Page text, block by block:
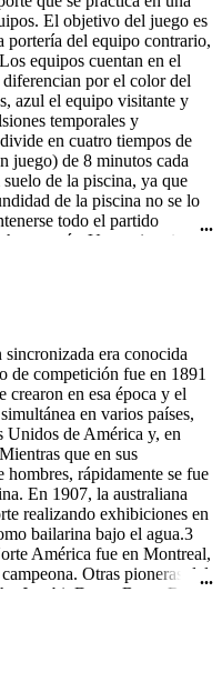
de Natación (FINA). El
de 1930 y fue en un
braza, hasta que fue
en 1952.
El objetivo del juego es
portería del equipo contrario,
equipos cuentan en el
por el color del
azul el equipo visitante y
temporales y
en cuatro tiempos de
juego) de 8 minutos cada
de la piscina, ya que
de la piscina no se lo
todo el partido
energía. Un equipo tiene
efectuar un lanzamiento a
era conocida
de competición fue en 1891
en esa época y el
en varios países,
Unidos de América y, en
que en sus
rápidamente se fue
En 1907, la australiana
realizando exhibiciones en
bailarina bajo el agua.3
América fue en Montreal,
Otras pioneras del
Jacobi, Dawn Bean, Billie
Muchas de las
en lagos y ríos.
lugar las primeras
Estados Unidos.4 En